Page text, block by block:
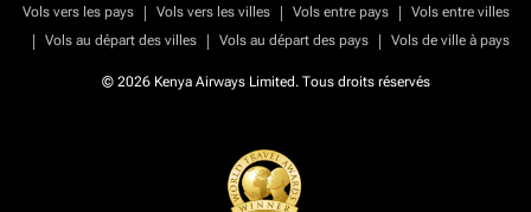
Vols vers les pays | Vols vers les villes | Vols entre pays |
Vols entre villes
|
Vols au départ des villes | Vols au départ des pays | Vols de ville à pays
© 2026 Kenya Airways Limited. Tous droits réservés